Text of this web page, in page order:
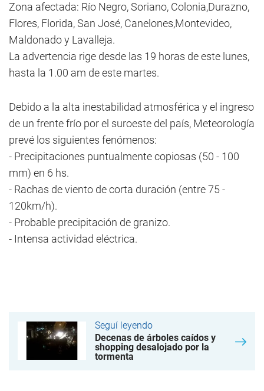
Zona afectada: Río Negro, Soriano, Colonia,Durazno,
Flores, Florida, San José, Canelones,Montevideo,
Maldonado y Lavalleja.
La advertencia rige desde las 19 horas de este lunes,
hasta la 1.00 am de este martes.
Debido a la alta inestabilidad atmosférica y el ingreso
de un frente frío por el suroeste del país, Meteorología
prevé los siguientes fenómenos:
- Precipitaciones puntualmente copiosas (50 - 100
mm) en 6 hs.
- Rachas de viento de corta duración (entre 75 -
120km/h).
- Probable precipitación de granizo.
- Intensa actividad eléctrica.
Seguí leyendo
Decenas de árboles caídos y
shopping desalojado por la
tormenta